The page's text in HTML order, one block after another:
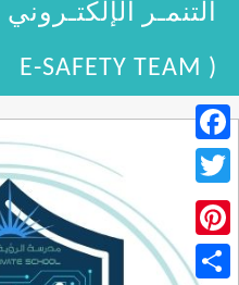
E-SAFETY TEAM )
Facebook
Twitter
Pinterest